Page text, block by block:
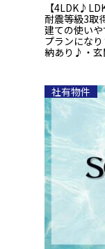
【
耐震等級3取
建ての使い
プランにな
納あり♪・
社有物件